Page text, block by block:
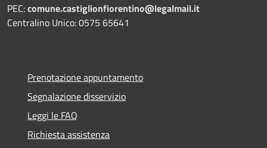
PEC:comune.castiglionfiorentino@legalmail.it
Centralino Unico: 0575 65641
Prenotazione appuntamento
Segnalazione disservizio
Leggi le FAQ
Richiesta assistenza